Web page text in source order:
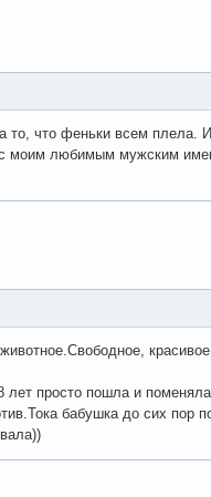
то, что феньки всем
с моим любимым мужским
просто пошла и
бабушка до сих пор